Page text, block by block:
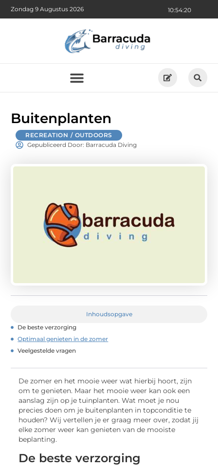
10:54:21
Zondag 9 Augustus 2026
Buitenplanten
RECREATION / OUTDOORS
Gepubliceerd Door: Barracuda Diving
Inhoudsopgave
De beste verzorging
Optimaal genieten in de zomer
Veelgestelde vragen
De zomer en het mooie weer wat hierbij hoort, zijn
om te genieten. Maar het mooie weer kan ook een
aanslag zijn op je tuinplanten. Wat moet je nou
precies doen om je buitenplanten in topconditie te
houden? Wij vertellen je er graag meer over, zodat jij
elke zomer weer kan genieten van de mooiste
beplanting.
De beste verzorging